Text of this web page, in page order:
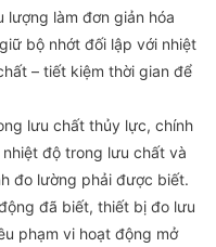
lượng làm đơn giản hóa
bộ nhớt đối lập với nhiệt
– tiết kiệm thời gian để
lưu chất thủy lực, chính
độ trong lưu chất và
đo lường phải được biết.
đã biết, thiết bị đo lưu
phạm vi hoạt động mở